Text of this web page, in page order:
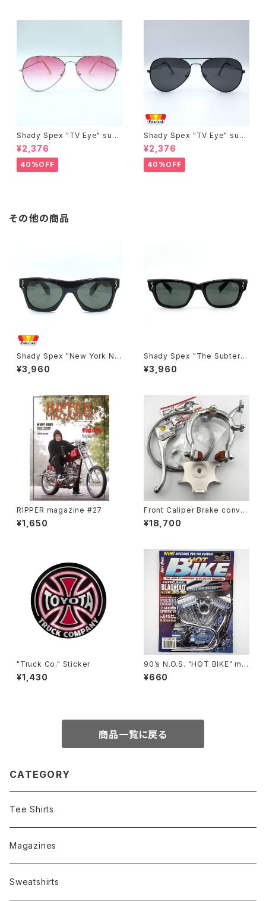
Shady Spex "TV Eye" sung
lasses, Silver w/Rose Grad
ient lenses
¥2,376
40%OFF
Shady Spex "TV Eye" sung
lasses, Black w/Polarized
Grey lenses
¥2,376
40%OFF
その他の商品
Shady Spex "New York Nig
ht Train-The classic" sung
lasses, Black/Polarized G1
¥3,960
Shady Spex "The Subterra
nean Homesick" sunglass
es, Shiny Black w/Polarize
¥3,960
RIPPER magazine #27
¥1,650
Front Caliper Brake conver
sion kit for Schwinn middl
eweight fork #d
¥18,700
"Truck Co." Sticker
¥1,430
90’s N.O.S. “HOT BIKE” ma
gazine #27-07(Jul.’95 issu
e)
¥660
商品一覧に戻る
CATEGORY
Tee Shirts
Magazines
Sweatshirts